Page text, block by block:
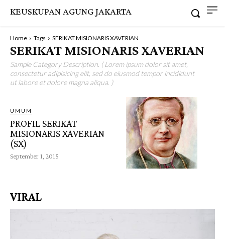
KEUSKUPAN AGUNG JAKARTA
Home Tags SERIKAT MISIONARIS XAVERIAN
SERIKAT MISIONARIS XAVERIAN
Sample Category Description. ( Lorem ipsum dolor sit amet,
consectetur adipisicing elit, sed do eiusmod tempor incididunt
ut labore et dolore magna aliqua. )
UMUM
PROFIL SERIKAT
MISIONARIS XAVERIAN
(SX)
September 1, 2015
VIRAL